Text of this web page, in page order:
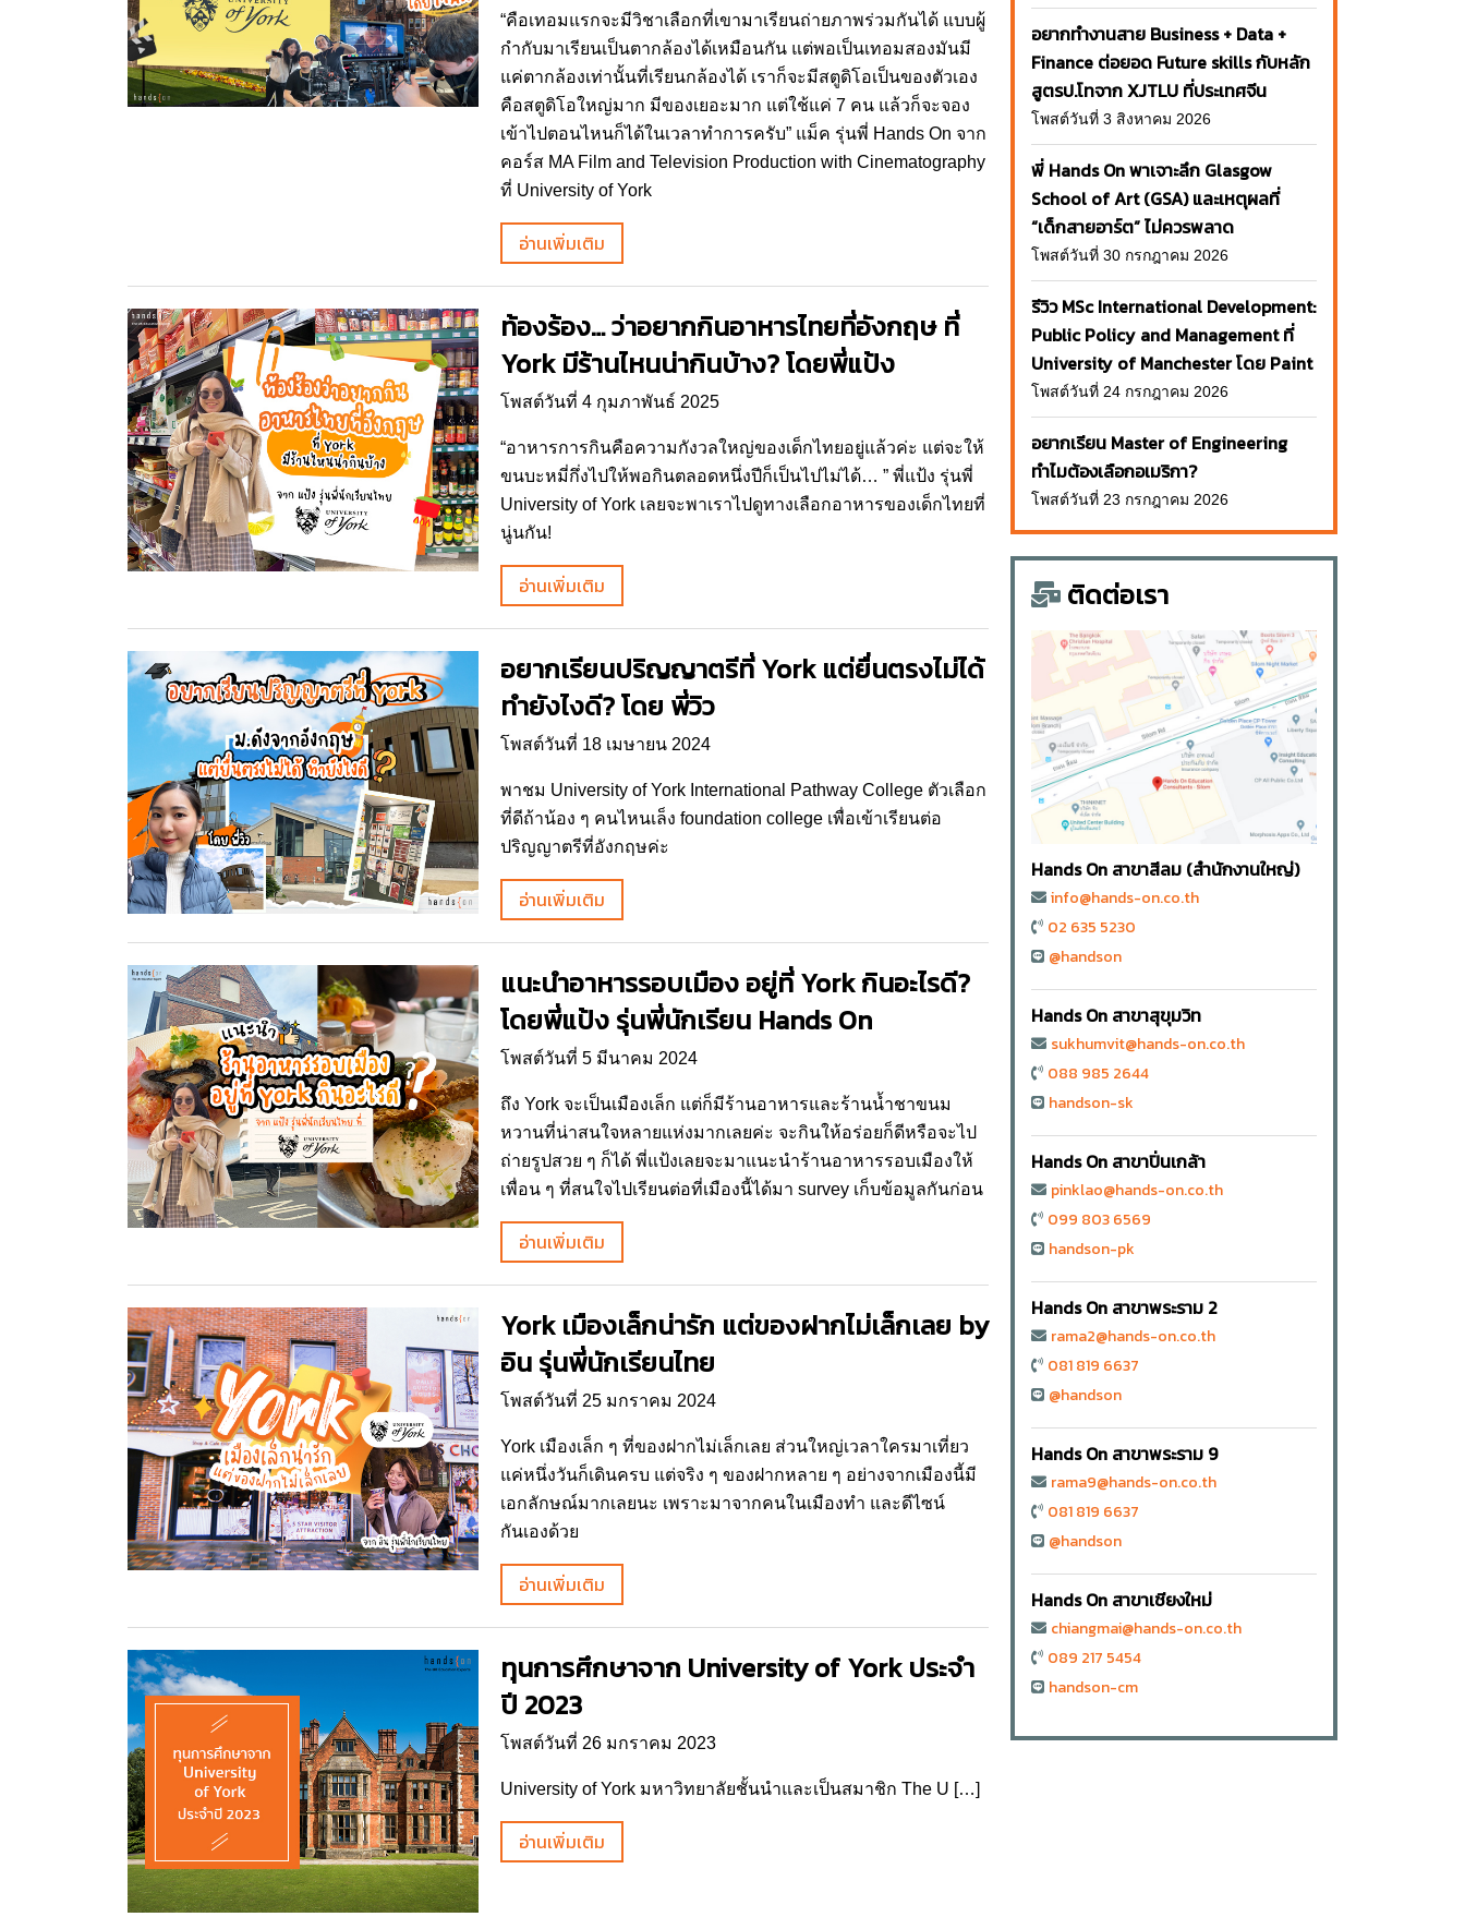
“คือเทอมแรกจะมีวิชาเลือกที่เขามาเรียนถ่ายภาพร่วมกันได้ แบบผู้
กำกับมาเรียนเป็นตากล้องได้เหมือนกัน แต่พอเป็นเทอมสองมันมี
แค่ตากล้องเท่านั้นที่เรียนกล้องได้ เราก็จะมีสตูดิโอเป็นของตัวเอง
คือสตูดิโอใหญ่มาก มีของเยอะมาก แต่ใช้แค่ 7 คน แล้วก็จะจอง
เข้าไปตอนไหนก็ได้ในเวลาทำการครับ” แม็ค รุ่นพี่ Hands On จาก
คอร์ส MA Film and Television Production with Cinematography
ที่ University of York
อ่านเพิ่มเติม
ท้องร้อง… ว่าอยากกินอาหารไทยที่อังกฤษ ที่
York มีร้านไหนน่ากินบ้าง? โดยพี่แป้ง
โพสต์วันที่ 4 กุมภาพันธ์ 2025
“อาหารการกินคือความกังวลใหญ่ของเด็กไทยอยู่แล้วค่ะ แต่จะให้
ขนบะหมี่กึ่งไปให้พอกินตลอดหนึ่งปีก็เป็นไปไม่ได้… ” พี่แป้ง รุ่นพี่
University of York เลยจะพาเราไปดูทางเลือกอาหารของเด็กไทยที่
นู่นกัน!
อ่านเพิ่มเติม
อยากเรียนปริญญาตรีที่ York แต่ยื่นตรงไม่ได้
ทำยังไงดี? โดย พี่วิว
โพสต์วันที่ 18 เมษายน 2024
พาชม University of York International Pathway College ตัวเลือก
ที่ดีถ้าน้อง ๆ คนไหนเล็ง foundation college เพื่อเข้าเรียนต่อ
ปริญญาตรีที่อังกฤษค่ะ
อ่านเพิ่มเติม
แนะนำอาหารรอบเมือง อยู่ที่ York กินอะไรดี?
โดยพี่แป้ง รุ่นพี่นักเรียน Hands On
โพสต์วันที่ 5 มีนาคม 2024
ถึง York จะเป็นเมืองเล็ก แต่ก็มีร้านอาหารและร้านน้ำชาขนม
หวานที่น่าสนใจหลายแห่งมากเลยค่ะ จะกินให้อร่อยก็ดีหรือจะไป
ถ่ายรูปสวย ๆ ก็ได้ พี่แป้งเลยจะมาแนะนำร้านอาหารรอบเมืองให้
เพื่อน ๆ ที่สนใจไปเรียนต่อที่เมืองนี้ได้มา survey เก็บข้อมูลกันก่อน
อ่านเพิ่มเติม
York เมืองเล็กน่ารัก แต่ของฝากไม่เล็กเลย by
อิน รุ่นพี่นักเรียนไทย
โพสต์วันที่ 25 มกราคม 2024
York เมืองเล็ก ๆ ที่ของฝากไม่เล็กเลย ส่วนใหญ่เวลาใครมาเที่ยว
แค่หนึ่งวันก็เดินครบ แต่จริง ๆ ของฝากหลาย ๆ อย่างจากเมืองนี้มี
เอกลักษณ์มากเลยนะ เพราะมาจากคนในเมืองทำ และดีไซน์
กันเองด้วย
อ่านเพิ่มเติม
ทุนการศึกษาจาก University of York ประจำ
ปี 2023
โพสต์วันที่ 26 มกราคม 2023
University of York มหาวิทยาลัยชั้นนำและเป็นสมาชิก The U […]
อ่านเพิ่มเติม
อยากทำงานสาย Business + Data +
Finance ต่อยอด Future skills กับหลัก
สูตรป.โทจาก XJTLU ที่ประเทศจีน
โพสต์วันที่ 3 สิงหาคม 2026
พี่ Hands On พาเจาะลึก Glasgow
School of Art (GSA) และเหตุผลที่
“เด็กสายอาร์ต” ไม่ควรพลาด
โพสต์วันที่ 30 กรกฎาคม 2026
รีวิว MSc International Development:
Public Policy and Management ที่
University of Manchester โดย Paint
โพสต์วันที่ 24 กรกฎาคม 2026
อยากเรียน Master of Engineering
ทำไมต้องเลือกอเมริกา?
โพสต์วันที่ 23 กรกฎาคม 2026
ติดต่อเรา
Hands On สาขาสีลม (สำนักงานใหญ่)
info@hands-on.co.th
02 635 5230
@handson
Hands On สาขาสุขุมวิท
sukhumvit@hands-on.co.th
088 985 2644
handson-sk
Hands On สาขาปิ่นเกล้า
pinklao@hands-on.co.th
099 803 6569
handson-pk
Hands On สาขาพระราม 2
rama2@hands-on.co.th
081 819 6637
@handson
Hands On สาขาพระราม 9
rama9@hands-on.co.th
081 819 6637
@handson
Hands On สาขาเชียงใหม่
chiangmai@hands-on.co.th
089 217 5454
handson-cm